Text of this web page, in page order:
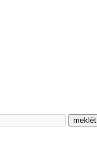
meklēt